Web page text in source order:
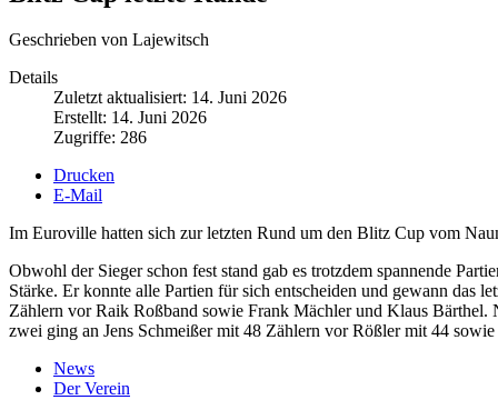
Geschrieben von Lajewitsch
Details
Zuletzt aktualisiert: 14. Juni 2026
Erstellt: 14. Juni 2026
Zugriffe: 286
Drucken
E-Mail
Im Euroville hatten sich zur letzten Rund um den Blitz Cup vom
Obwohl der Sieger schon fest stand gab es trotzdem spannende
Stärke. Er konnte alle Partien für sich entscheiden und gewann das
Zählern vor Raik Roßband sowie Frank Mächler und Klaus
zwei ging an Jens Schmeißer mit 48 Zählern vor Rößler mit 44
News
Der Verein